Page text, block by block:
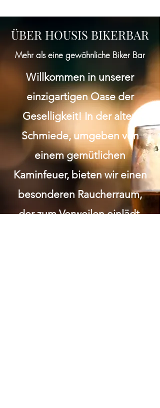
ÜBER HOUSIS BIKERBAR
Mehr als eine gewöhnliche Biker Bar
Willkommen in unserer
einzigartigen Oase der
Geselligkeit! In der alten
Schmiede, umgeben von
einem gemütlichen
Kaminfeuer, bieten wir einen
besonderen Raucherraum,
der zum Verweilen einlädt.